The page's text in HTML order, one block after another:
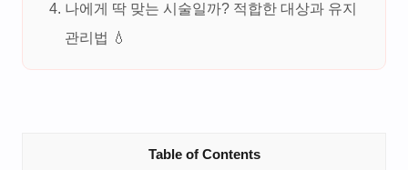
나에게 딱 맞는 시술일까? 적합한 대상과 유지
관리법 💧
Table of Contents